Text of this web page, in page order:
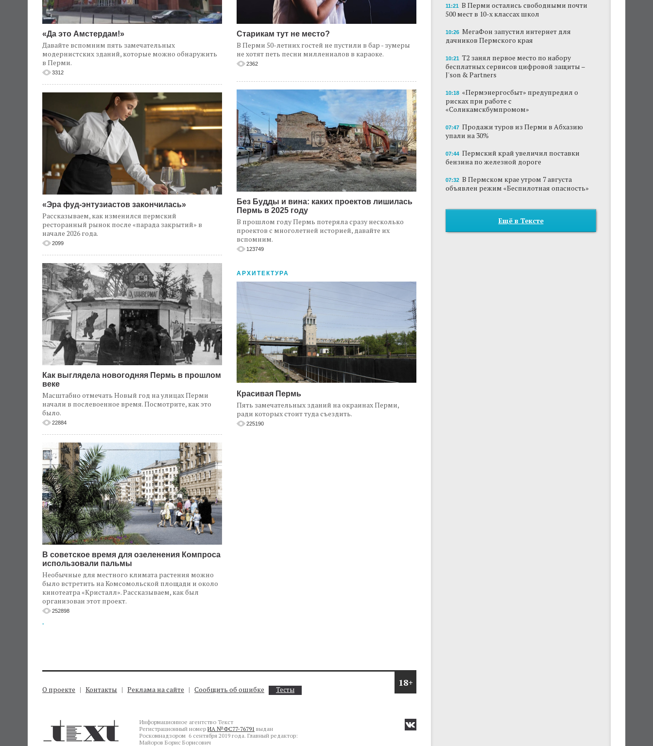
«Да это Амстердам!»
Давайте вспомним пять замечательных
модернистских зданий, которые можно обнаружить
в Перми.
3312
«Эра фуд-энтузиастов закончилась»
Рассказываем, как изменился пермский
ресторанный рынок после «парада закрытий» в
начале 2026 года.
2099
Как выглядела новогодняя Пермь в прошлом
веке
Масштабно отмечать Новый год на улицах Перми
начали в послевоенное время. Посмотрите, как это
было.
22884
В советское время для озеленения Компроса
использовали пальмы
Необычные для местного климата растения можно
было встретить на Комсомольской площади и около
кинотеатра «Кристалл». Рассказываем, как был
организован этот проект.
252898
.
Старикам тут не место?
В Перми 50-летних гостей не пустили в бар - зумеры
не хотят петь песни миллениалов в караоке.
2362
Без Будды и вина: каких проектов лишилась
Пермь в 2025 году
В прошлом году Пермь потеряла сразу несколько
проектов с многолетней историей, давайте их
вспомним.
123749
АРХИТЕКТУРА
Красивая Пермь
Пять замечательных зданий на окраинах Перми,
ради которых стоит туда съездить.
225190
18+
О проекте Контакты Реклама на сайте Сообщить об ошибке Тесты
Информационное агентство Текст
Регистрационный номер ИА №ФС77-76791 выдан
Роскомнадзором 6 сентября 2019 года. Главный редактор:
Майоров Борис Борисович
11:21 В Перми остались свободными почти
500 мест в 10-х классах школ
10:26 МегаФон запустил интернет для
дачников Пермского края
10:21 Т2 занял первое место по набору
бесплатных сервисов цифровой защиты –
J'son & Partners
10:18 «Пермэнергосбыт» предупредил о
рисках при работе с
«Соликамскбумпромом»
07:47 Продажи туров из Перми в Абхазию
упали на 30%
07:44 Пермский край увеличил поставки
бензина по железной дороге
07:32 В Пермском крае утром 7 августа
объявлен режим «Беспилотная опасность»
Ещё в Тексте